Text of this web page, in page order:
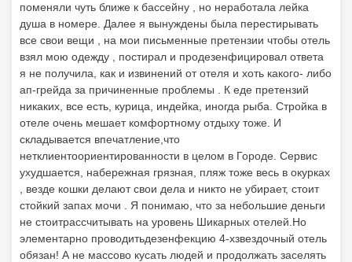
поменяли чуть ближе к бассейну , но неработала лейка
душа в номере. Далее я вынуждены была перестирывать
все свои вещи , на мои письменные претензии чтобы отель
взял мою одежду , постирал и продезенфицировал ответа
я не получила, как и извинений от отеля и хоть какого- либо
ап-грейда за причиненные проблемы . К еде претензий
никаких, все есть, курица, индейка, иногда рыба. Стройка в
отеле очень мешает комфортному отдыху тоже. И
складывается впечатление,что
нетклиентоориентированности в целом в Городе. Сервис
ухудшается, набережная грязная, пляж тоже весь в окурках
, везде кошки делают свои дела и никто не убирает, стоит
стойкий запах мочи . Я понимаю, что за небольшие деньги
не стоитрассчитывать на уровень Шикарных отелей.Но
элементарно проводитьдезенфекцию 4-хзвездочный отель
обязан! А не массово кусать людей и продолжать заселять